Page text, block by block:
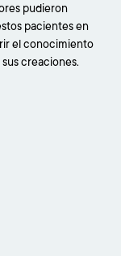
pudieron
pacientes en
el conocimiento
creaciones.